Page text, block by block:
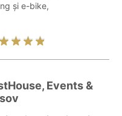
și e-bike,
Events &